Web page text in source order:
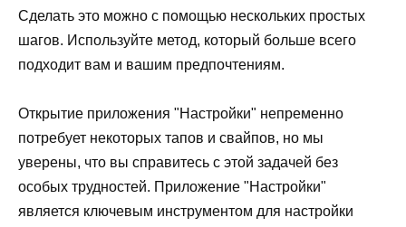
Сделать это можно с помощью нескольких простых
шагов. Используйте метод, который больше всего
подходит вам и вашим предпочтениям.
Открытие приложения "Настройки" непременно
потребует некоторых тапов и свайпов, но мы
уверены, что вы справитесь с этой задачей без
особых трудностей. Приложение "Настройки"
является ключевым инструментом для настройки